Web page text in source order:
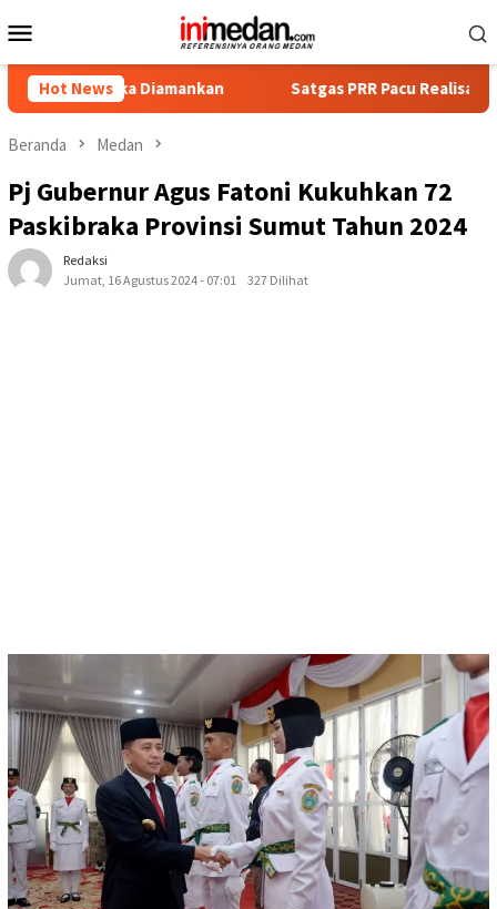
ke
Mobile
Hot News
Diamankan Satgas PRR Pacu Realisasi Tambahan
Beranda Medan
Pj Gubernur Agus Fatoni Kukuhkan 72
Paskibraka Provinsi Sumut Tahun 2024
Redaksi
Jumat, 16 Agustus 2024 - 07:01
327 Dilihat